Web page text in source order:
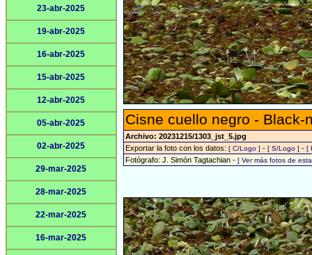
23-abr-2025
19-abr-2025
16-abr-2025
15-abr-2025
12-abr-2025
05-abr-2025
02-abr-2025
29-mar-2025
28-mar-2025
22-mar-2025
16-mar-2025
Cisne cuello negro -
Archivo: 20231215/1303_jst_5.jpg
Exportar la foto con los datos: [ C/Logo ] - [ S/Logo ] - [
Fotógrafo: J. Simón Tagtachian - [ Ver más fotos de